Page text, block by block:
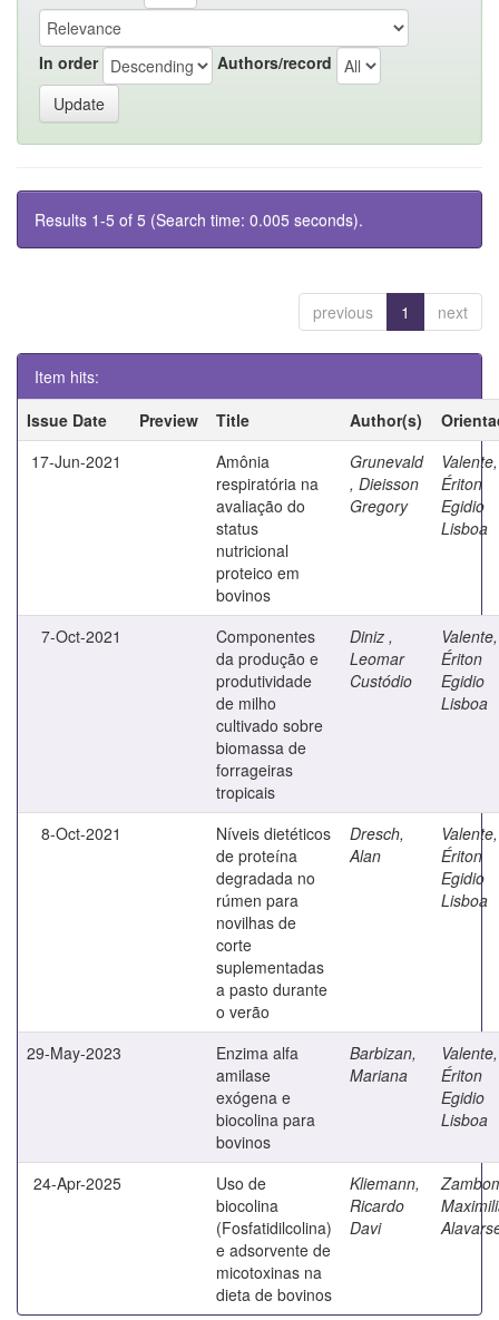
In order Authors/record
Results 1-5 of 5 (Search time: 0.005 seconds).
previous 1 next
Item hits:
Issue Date
Preview Title Author(s)
17-Jun-2021
Amônia
respiratória na
avaliação do
status
nutricional
proteico em
bovinos
Grunevald
, Dieisson
Gregory
Valente,
Ériton
Egidio
Lisboa
7-Oct-2021
Componentes
da produção e
produtividade
de milho
cultivado sobre
biomassa de
forrageiras
tropicais
Diniz ,
Leomar
Custódio
Valente,
Ériton
Egidio
Lisboa
8-Oct-2021
Níveis dietéticos
de proteína
degradada no
rúmen para
novilhas de
corte
suplementadas
a pasto durante
o verão
Dresch,
Alan
Valente,
Ériton
Egidio
Lisboa
29-May-2023
Enzima alfa
amilase
exógena e
biocolina para
bovinos
Barbizan,
Mariana
Valente,
Ériton
Egidio
Lisboa
24-Apr-2025
Uso de
biocolina
(Fosfatidilcolina)
e adsorvente de
micotoxinas na
dieta de bovinos
Kliemann,
Ricardo
Davi